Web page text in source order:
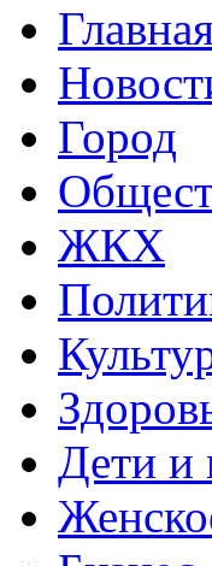
Город
ЖКХ
Дети и